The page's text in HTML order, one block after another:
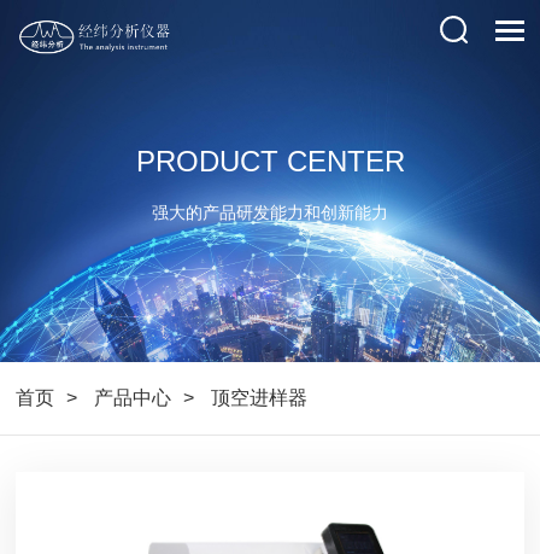
PRODUCT CENTER
强大的产品研发能力和创新能力
首页 产品中心 顶空进样器